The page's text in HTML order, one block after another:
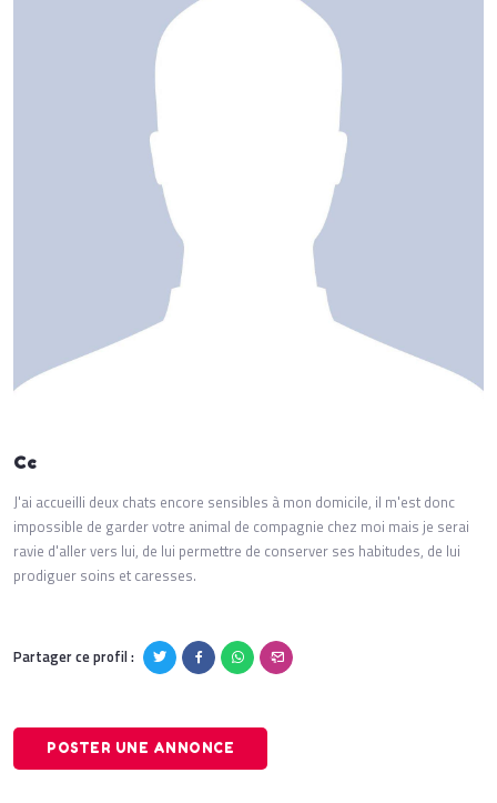
Cc
J'ai accueilli deux chats encore sensibles à mon domicile, il m'est donc
impossible de garder votre animal de compagnie chez moi mais je serai
ravie d'aller vers lui, de lui permettre de conserver ses habitudes, de lui
prodiguer soins et caresses.
Partager ce profil :
POSTER UNE ANNONCE